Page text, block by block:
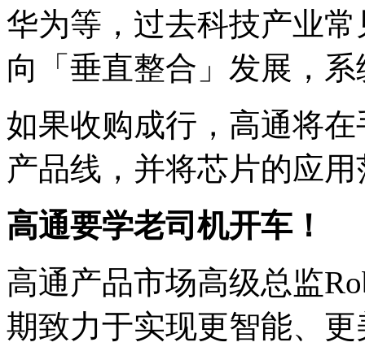
华为等，过去科技产业
向「垂直整合」发展，
如果收购成行，高通将
产品线，并将芯片的应
高通要学老司机开车！
高通产品市场高级总监
期致力于实现更智能、